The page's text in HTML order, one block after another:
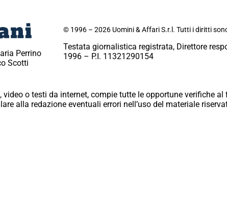
Perrino
Scotti
© 1996 – 2026 Uomini & Affari S.r.l. Tutti i diritti
Testata giornalistica registrata, Direttore
1996 – P.I. 11321290154
o testi da internet, compie tutte le opportune verifiche
alla redazione eventuali errori nell’uso del materiale